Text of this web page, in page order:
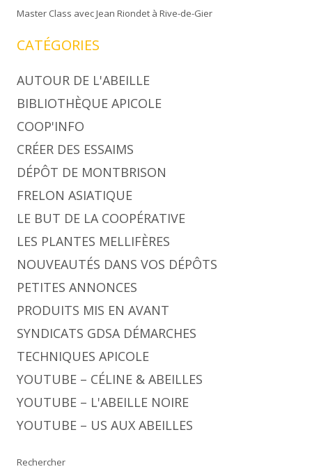
Master Class avec Jean Riondet à Rive-de-Gier
CATÉGORIES
AUTOUR DE L'ABEILLE
BIBLIOTHÈQUE APICOLE
COOP'INFO
CRÉER DES ESSAIMS
DÉPÔT DE MONTBRISON
FRELON ASIATIQUE
LE BUT DE LA COOPÉRATIVE
LES PLANTES MELLIFÈRES
NOUVEAUTÉS DANS VOS DÉPÔTS
PETITES ANNONCES
PRODUITS MIS EN AVANT
SYNDICATS GDSA DÉMARCHES
TECHNIQUES APICOLE
YOUTUBE – CÉLINE & ABEILLES
YOUTUBE – L'ABEILLE NOIRE
YOUTUBE – US AUX ABEILLES
Rechercher